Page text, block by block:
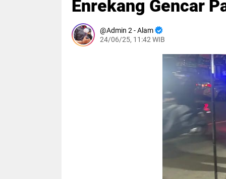
Enrekang Gencar
Admin 2 - Alam
24/06/25, 11:42 WIB